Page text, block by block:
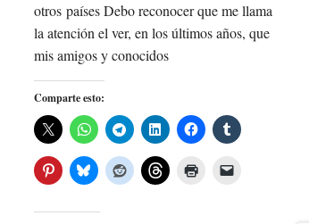
otros países Debo reconocer que me llama
la atención el ver, en los últimos años, que
mis amigos y conocidos
Comparte esto: